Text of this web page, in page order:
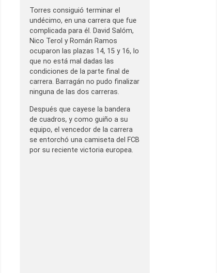
Torres consiguió terminar el
undécimo, en una carrera que fue
complicada para él. David Salóm,
Nico Terol y Román Ramos
ocuparon las plazas 14, 15 y 16, lo
que no está mal dadas las
condiciones de la parte final de
carrera. Barragán no pudo finalizar
ninguna de las dos carreras.
Después que cayese la bandera
de cuadros, y como guiño a su
equipo, el vencedor de la carrera
se entorchó una camiseta del FCB
por su reciente victoria europea.